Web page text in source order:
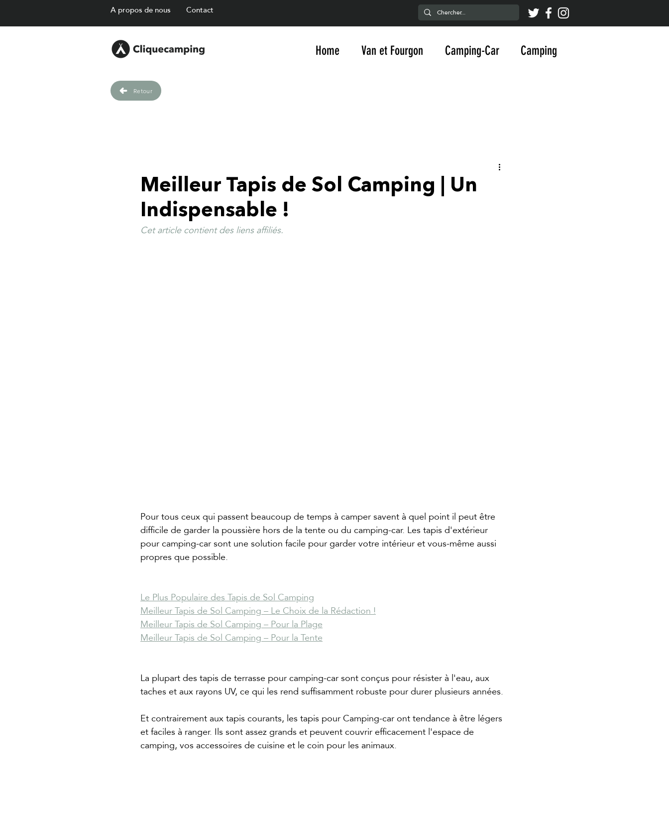
A propos de nous Contact
Home Van et Fourgon Camping-Car Camping
Retour
Meilleur Tapis de Sol Camping | Un
Indispensable !
Cet article contient des liens affiliés.
Pour tous ceux qui passent beaucoup de temps à camper savent à quel point il peut être
difficile de garder la poussière hors de la tente ou du camping-car. Les tapis d'extérieur
pour camping-car sont une solution facile pour garder votre intérieur et vous-même aussi
propres que possible.
Le Plus Populaire des Tapis de Sol Camping
Meilleur Tapis de Sol Camping – Le Choix de la Rédaction !
Meilleur Tapis de Sol Camping – Pour la Plage
Meilleur Tapis de Sol Camping – Pour la Tente
La plupart des tapis de terrasse pour camping-car sont conçus pour résister à l'eau, aux
taches et aux rayons UV, ce qui les rend suffisamment robuste pour durer plusieurs années.
Et contrairement aux tapis courants, les tapis pour Camping-car ont tendance à être légers
et faciles à ranger. Ils sont assez grands et peuvent couvrir efficacement l'espace de
camping, vos accessoires de cuisine et le coin pour les animaux.